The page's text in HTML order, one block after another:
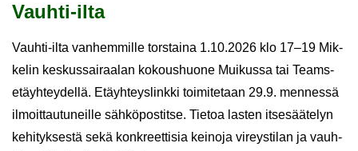
Vauhti-​ilta
Vauhti-​ilta van­hem­mil­le tors­tai­na 1.10.2026 klo 17–19 Mik­
ke­lin kes­kus­sai­raa­lan ko­kous­huo­ne Mui­kus­sa tai Teams-​
etäyhteydellä. Etäyh­teys­link­ki toi­mi­te­taan 29.9. men­nes­sä
il­moit­tau­tu­neil­le säh­kö­pos­tit­se. Tie­toa las­ten it­se­sää­te­lyn
ke­hi­tyk­ses­tä sekä konkreet­ti­sia kei­no­ja vi­reys­ti­lan ja vauh­